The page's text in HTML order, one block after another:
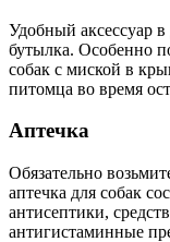
Удобный аксессуар
бутылка. Особенно
собак с миской в
питомца во время
Аптечка
Обязательно
аптечка для собак
антисептики,
антигистаминные